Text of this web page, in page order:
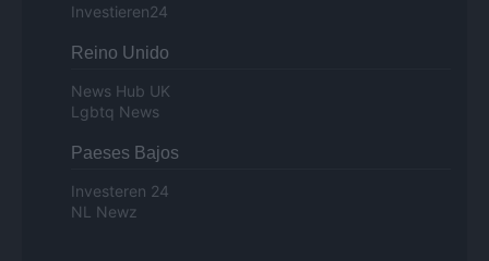
Investieren24
Reino Unido
News Hub UK
Lgbtq News
Paeses Bajos
Investeren 24
NL Newz